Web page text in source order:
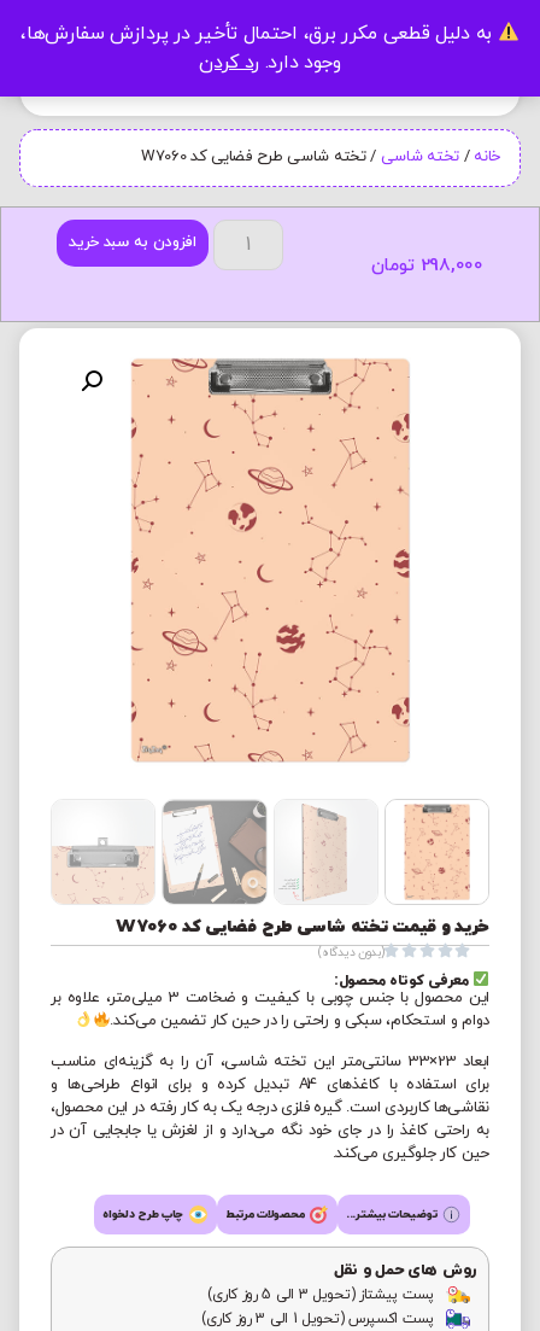
به دلیل قطعی مکرر برق، احتمال تأخیر در پردازش سفارش‌ها،
وجود دارد. رد کردن
خانه / تخته شاسی / تخته شاسی طرح فضایی کد W7060
افزودن به سبد خرید
298,000 تومان
خرید و قیمت تخته شاسی طرح فضایی کد W7060




(بدون دیدگاه)
معرفی کوتاه محصول:
این محصول با جنس چوبی با کیفیت و ضخامت 3 میلی‌متر، علاوه بر
دوام و استحکام، سبکی و راحتی را در حین کار تضمین می‌کند.
ابعاد 23×33 سانتی‌متر این تخته شاسی، آن را به گزینه‌ای مناسب
برای استفاده با کاغذهای A4 تبدیل کرده و برای انواع طراحی‌ها و
نقاشی‌ها کاربردی است. گیره فلزی درجه یک به کار رفته در این محصول،
به راحتی کاغذ را در جای خود نگه می‌دارد و از لغزش یا جابجایی آن در
حین کار جلوگیری می‌کند.
توضیحات بیشتر... محصولات مرتبط چاپ طرح دلخواه
روش های حمل و نقل
پست پیشتاز (تحویل 3 الی 5 روز کاری)
پست اکسپرس (تحویل 1 الی 3 روز کاری)